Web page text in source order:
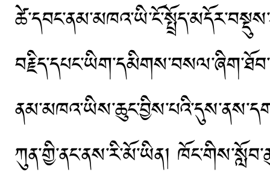
ཀུན་གྱི་ནང་ནས་རི་མོ་ཡིན།